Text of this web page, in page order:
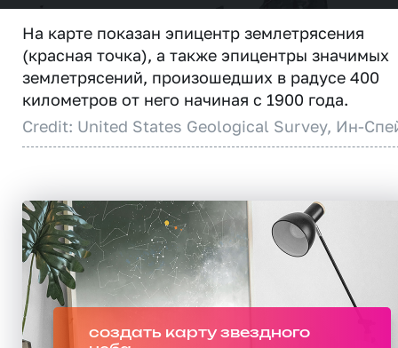
На карте показан эпицентр землетрясения
(красная точка), а также эпицентры значимых
землетрясений, произошедших в радусе 400
километров от него начиная с 1900 года.
Credit: United States Geological Survey, Ин-
создать карту звездного